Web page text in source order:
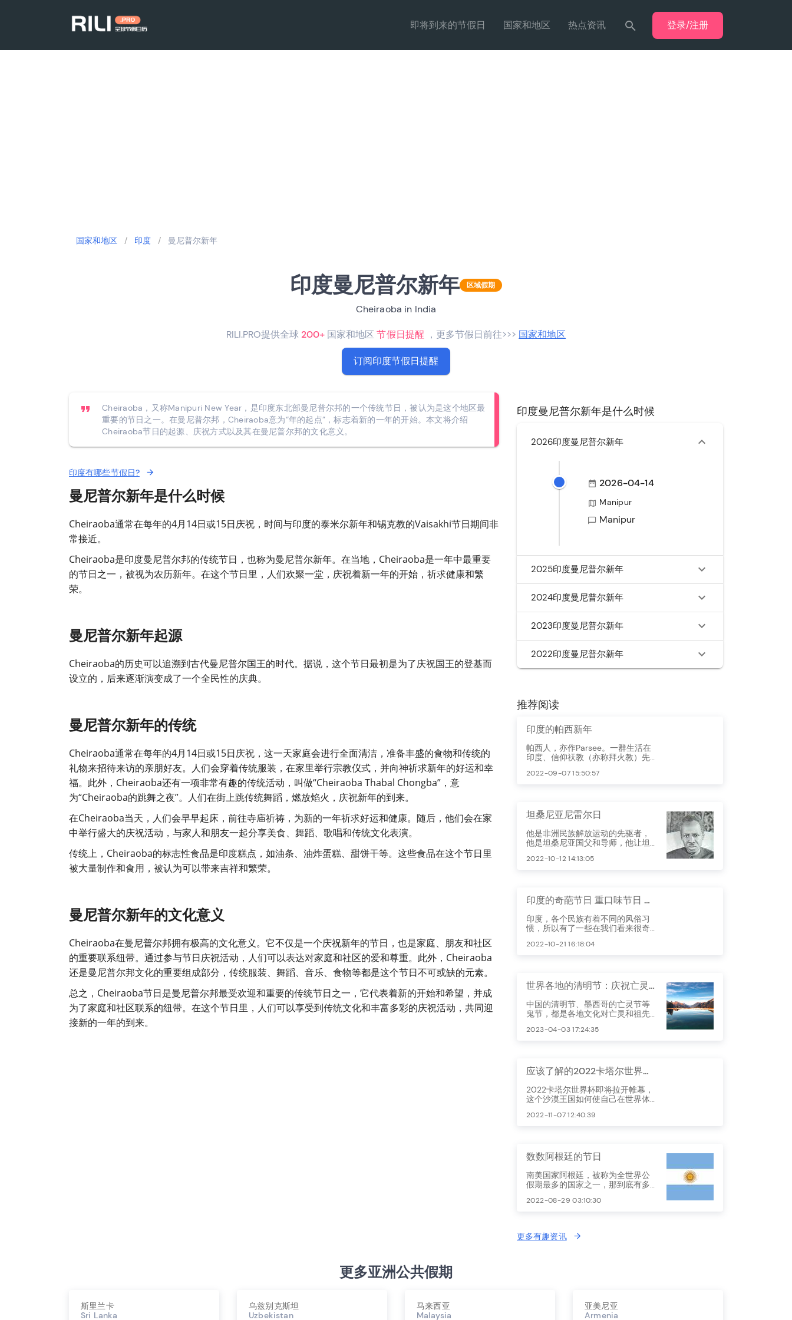
即将到来的节假日 国家和地区 热点资讯 登录/注册
国家和地区 / 印度 / 曼尼普尔新年
印度曼尼普尔新年 区域假期
Cheiraoba in India
RILI.PRO提供全球 200+ 国家和地区节假日提醒 ，更多节假日前往>>> 国家和地区
订阅印度节假日提醒
Cheiraoba，又称Manipuri New Year，是印度东北部曼尼普尔邦的一个传统节日，被认为是这个地区最
重要的节日之一。在曼尼普尔邦，Cheiraoba意为“年的起点”，标志着新的一年的开始。本文将介绍
Cheiraoba节日的起源、庆祝方式以及其在曼尼普尔邦的文化意义。
印度有哪些节假日?
曼尼普尔新年是什么时候
Cheiraoba通常在每年的4月14日或15日庆祝，时间与印度的泰米尔新年和锡克教的Vaisakhi节日期间非
常接近。
Cheiraoba是印度曼尼普尔邦的传统节日，也称为曼尼普尔新年。在当地，Cheiraoba是一年中最重要
的节日之一，被视为农历新年。在这个节日里，人们欢聚一堂，庆祝着新一年的开始，祈求健康和繁
荣。
曼尼普尔新年起源
Cheiraoba的历史可以追溯到古代曼尼普尔国王的时代。据说，这个节日最初是为了庆祝国王的登基而
设立的，后来逐渐演变成了一个全民性的庆典。
曼尼普尔新年的传统
Cheiraoba通常在每年的4月14日或15日庆祝，这一天家庭会进行全面清洁，准备丰盛的食物和传统的
礼物来招待来访的亲朋好友。人们会穿着传统服装，在家里举行宗教仪式，并向神祈求新年的好运和幸
福。此外，Cheiraoba还有一项非常有趣的传统活动，叫做“Cheiraoba Thabal Chongba”，意
为“Cheiraoba的跳舞之夜”。人们在街上跳传统舞蹈，燃放焰火，庆祝新年的到来。
在Cheiraoba当天，人们会早早起床，前往寺庙祈祷，为新的一年祈求好运和健康。随后，他们会在家
中举行盛大的庆祝活动，与家人和朋友一起分享美食、舞蹈、歌唱和传统文化表演。
传统上，Cheiraoba的标志性食品是印度糕点，如油条、油炸蛋糕、甜饼干等。这些食品在这个节日里
被大量制作和食用，被认为可以带来吉祥和繁荣。
曼尼普尔新年的文化意义
Cheiraoba在曼尼普尔邦拥有极高的文化意义。它不仅是一个庆祝新年的节日，也是家庭、朋友和社区
的重要联系纽带。通过参与节日庆祝活动，人们可以表达对家庭和社区的爱和尊重。此外，Cheiraoba
还是曼尼普尔邦文化的重要组成部分，传统服装、舞蹈、音乐、食物等都是这个节日不可或缺的元素。
总之，Cheiraoba节日是曼尼普尔邦最受欢迎和重要的传统节日之一，它代表着新的开始和希望，并成
为了家庭和社区联系的纽带。在这个节日里，人们可以享受到传统文化和丰富多彩的庆祝活动，共同迎
接新的一年的到来。
印度曼尼普尔新年是什么时候
2026印度曼尼普尔新年
2026-04-14
Manipur
Manipur
2025印度曼尼普尔新年
2024印度曼尼普尔新年
2023印度曼尼普尔新年
2022印度曼尼普尔新年
推荐阅读
印度的帕西新年
帕西人，亦作Parsee。一群生活在
印度、信仰祆教（亦称拜火教）先
就是“波斯人”，他们是为了逃避穆斯
2022-09-07 15:50:57
坦桑尼亚尼雷尔日
他是非洲民族解放运动的先驱者，
他是坦桑尼亚国父和导师，他让坦
净土。坦桑尼亚每年10月14日的尼累
2022-10-12 14:13:05
印度的奇葩节日 重口味节日 大跌眼镜的节日
印度，各个民族有着不同的风俗习
惯，所以有了一些在我们看来很奇
疲。
2022-10-21 16:18:04
世界各地的清明节：庆祝亡灵的独特习俗与故事
中国的清明节、墨西哥的亡灵节等
鬼节，都是各地文化对亡灵和祖先
们将探讨世界各地的鬼节，以及它
2023-04-03 17:24:35
应该了解的2022卡塔尔世界杯举办地的国家体育节
2022卡塔尔世界杯即将拉开帷幕，
这个沙漠王国如何使自己在世界体
好奇。
2022-11-07 12:40:39
数数阿根廷的节日
南美国家阿根廷，被称为全世界公
假期最多的国家之一，那到底有多
2022-08-29 03:10:30
更多有趣资讯
更多亚洲公共假期
斯里兰卡
Sri Lanka
乌兹别克斯坦
Uzbekistan
马来西亚
Malaysia
亚美尼亚
Armenia